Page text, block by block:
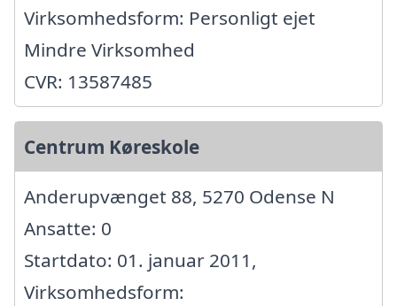
Virksomhedsform: Personligt ejet
Mindre Virksomhed
CVR: 13587485
Centrum Køreskole
Anderupvænget 88, 5270 Odense N
Ansatte: 0
Startdato: 01. januar 2011,
Virksomhedsform: